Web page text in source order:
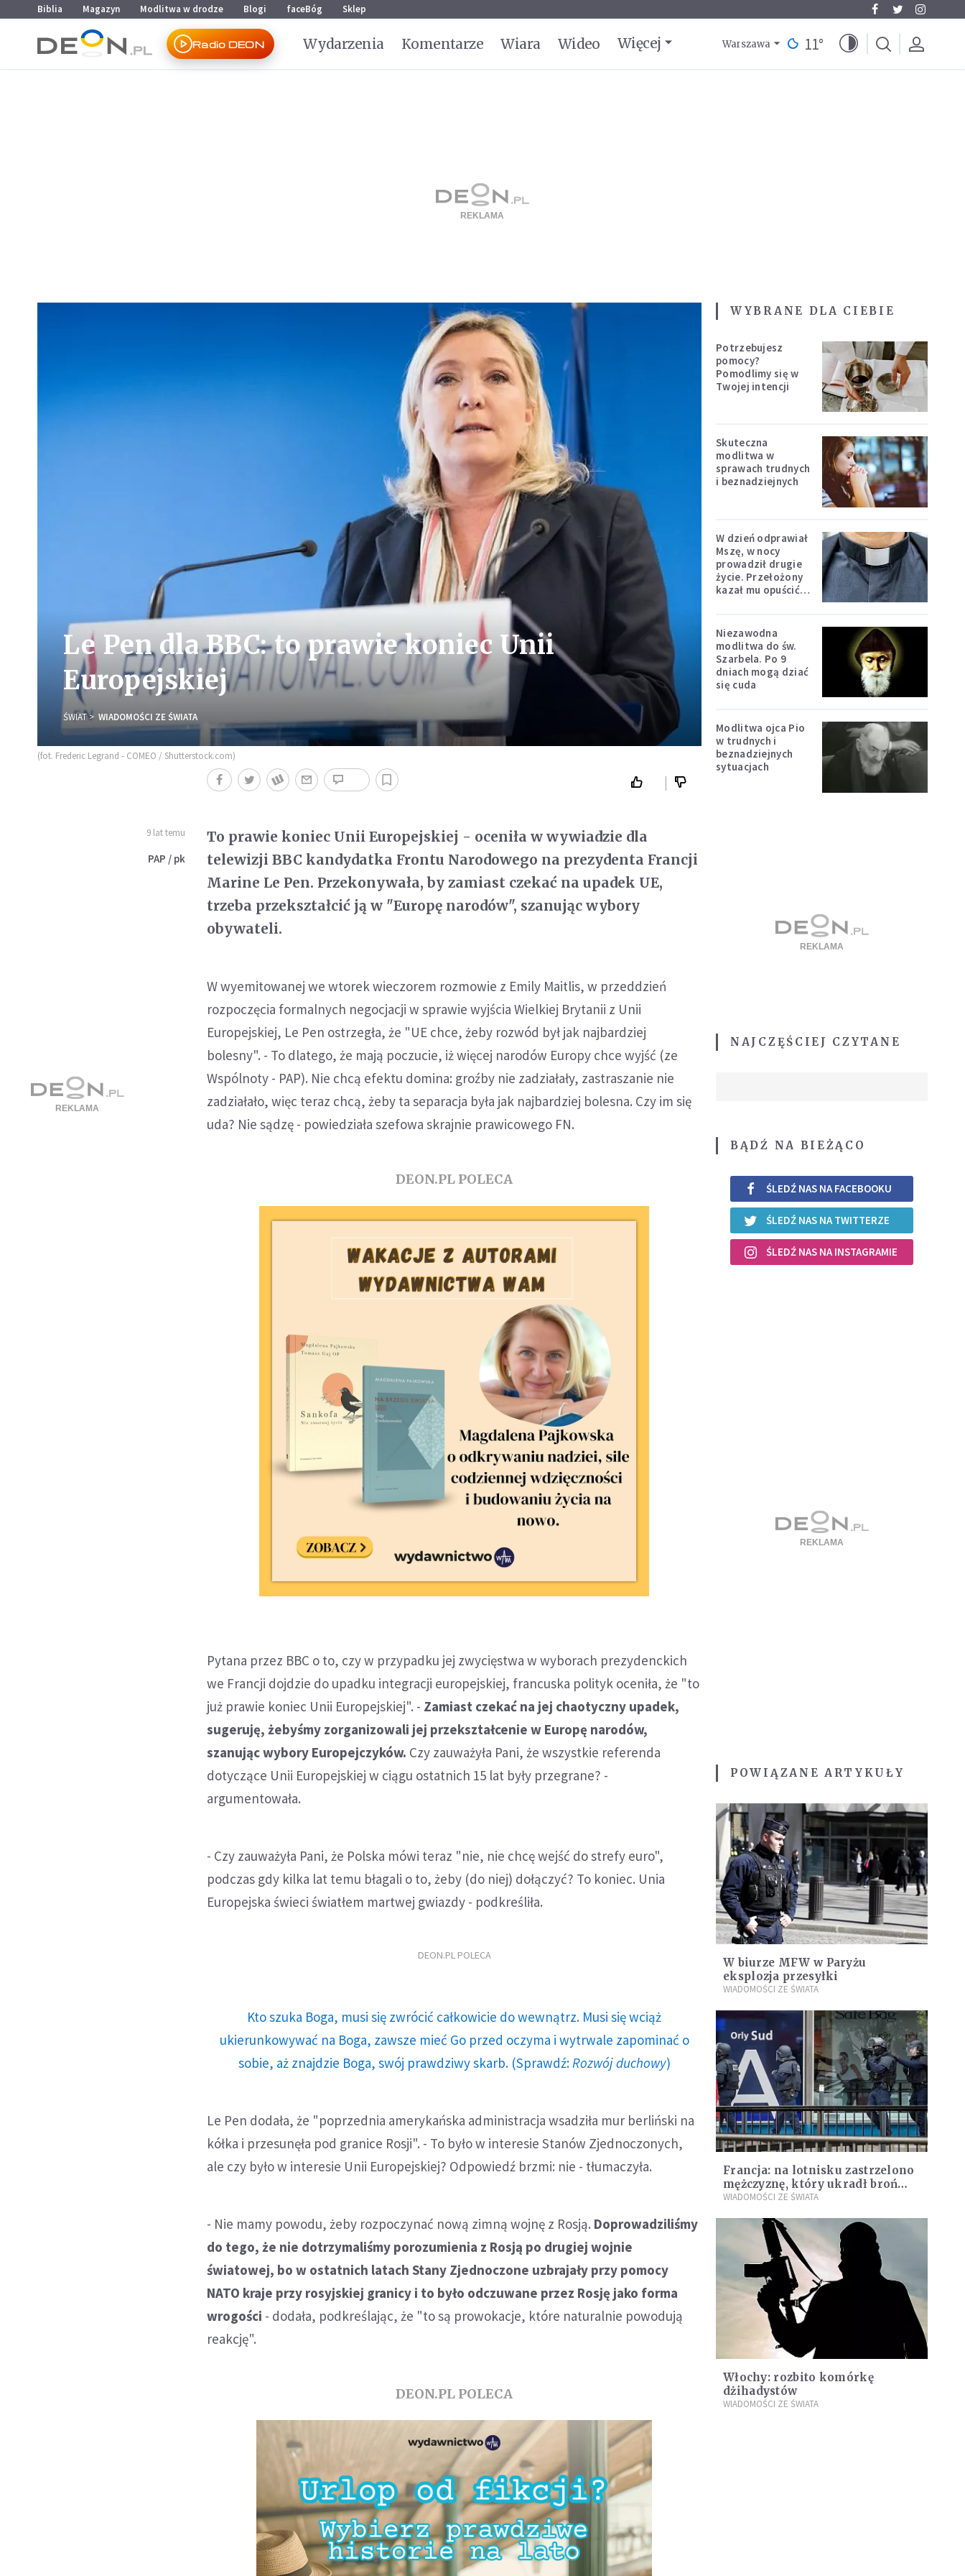
Przejdź do menu głównego
Przejdź do treści
Biblia Magazyn Modlitwa w drodze Blogi faceBóg Sklep
Radio DEON Wydarzenia Komentarze Wiara Wideo Więcej Warszawa 11°
Le Pen dla BBC: to prawie koniec Unii
Europejskiej
ŚWIAT WIADOMOŚCI ZE ŚWIATA
(fot. Frederic Legrand - COMEO / Shutterstock.com)
9 lat temu
PAP / pk
To prawie koniec Unii Europejskiej - oceniła w wywiadzie dla
telewizji BBC kandydatka Frontu Narodowego na prezydenta Francji
Marine Le Pen. Przekonywała, by zamiast czekać na upadek UE,
trzeba przekształcić ją w "Europę narodów", szanując wybory
obywateli.
W wyemitowanej we wtorek wieczorem rozmowie z Emily Maitlis, w przeddzień
rozpoczęcia formalnych negocjacji w sprawie wyjścia Wielkiej Brytanii z Unii
Europejskiej, Le Pen ostrzegła, że "UE chce, żeby rozwód był jak najbardziej
bolesny". - To dlatego, że mają poczucie, iż więcej narodów Europy chce wyjść (ze
Wspólnoty - PAP). Nie chcą efektu domina: groźby nie zadziałały, zastraszanie nie
zadziałało, więc teraz chcą, żeby ta separacja była jak najbardziej bolesna. Czy im się
uda? Nie sądzę - powiedziała szefowa skrajnie prawicowego FN.
DEON.PL POLECA
Pytana przez BBC o to, czy w przypadku jej zwycięstwa w wyborach prezydenckich
we Francji dojdzie do upadku integracji europejskiej, francuska polityk oceniła, że "to
już prawie koniec Unii Europejskiej". - Zamiast czekać na jej chaotyczny upadek,
sugeruję, żebyśmy zorganizowali jej przekształcenie w Europę narodów,
szanując wybory Europejczyków. Czy zauważyła Pani, że wszystkie referenda
dotyczące Unii Europejskiej w ciągu ostatnich 15 lat były przegrane? -
argumentowała.
- Czy zauważyła Pani, że Polska mówi teraz "nie, nie chcę wejść do strefy euro",
podczas gdy kilka lat temu błagali o to, żeby (do niej) dołączyć? To koniec. Unia
Europejska świeci światłem martwej gwiazdy - podkreśliła.
DEON.PL POLECA
Kto szuka Boga, musi się zwrócić całkowicie do wewnątrz. Musi się wciąż
ukierunkowywać na Boga, zawsze mieć Go przed oczyma i wytrwale zapominać o
sobie, aż znajdzie Boga, swój prawdziwy skarb. (Sprawdź: Rozwój duchowy)
Le Pen dodała, że "poprzednia amerykańska administracja wsadziła mur berliński na
kółka i przesunęła pod granice Rosji". - To było w interesie Stanów Zjednoczonych,
ale czy było w interesie Unii Europejskiej? Odpowiedź brzmi: nie - tłumaczyła.
- Nie mamy powodu, żeby rozpoczynać nową zimną wojnę z Rosją. Doprowadziliśmy
do tego, że nie dotrzymaliśmy porozumienia z Rosją po drugiej wojnie
światowej, bo w ostatnich latach Stany Zjednoczone uzbrajały przy pomocy
NATO kraje przy rosyjskiej granicy i to było odczuwane przez Rosję jako forma
wrogości - dodała, podkreślając, że "to są prowokacje, które naturalnie powodują
reakcję".
DEON.PL POLECA
WYBRANE DLA CIEBIE
Potrzebujesz
pomocy?
Pomodlimy się w
Twojej intencji
Skuteczna
modlitwa w
sprawach trudnych
i beznadziejnych
W dzień odprawiał
Mszę, w nocy
prowadził drugie
życie. Przełożony
kazał mu opuścić
Niezawodna
modlitwa do św.
Szarbela. Po 9
dniach mogą dziać
się cuda
Modlitwa ojca Pio
w trudnych i
beznadziejnych
sytuacjach
NAJCZĘŚCIEJ CZYTANE
BĄDŹ NA BIEŻĄCO
ŚLEDŹ NAS NA FACEBOOKU
ŚLEDŹ NAS NA TWITTERZE
ŚLEDŹ NAS NA INSTAGRAMIE
POWIĄZANE ARTYKUŁY
W biurze MFW w Paryżu
eksplozja przesyłki
WIADOMOŚCI ZE ŚWIATA
Francja: na lotnisku zastrzelono
mężczyznę, który ukradł broń
żołnierzowi
WIADOMOŚCI ZE ŚWIATA
Włochy: rozbito komórkę
dżihadystów
WIADOMOŚCI ZE ŚWIATA